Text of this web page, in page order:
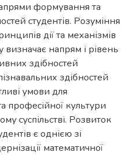
формування та
студентів. Розуміння
дії та механізмів
напрям і рівень
здібностей
здібностей
умови для
професійної культури
суспільстві. Розвиток
є однією зі
математичної